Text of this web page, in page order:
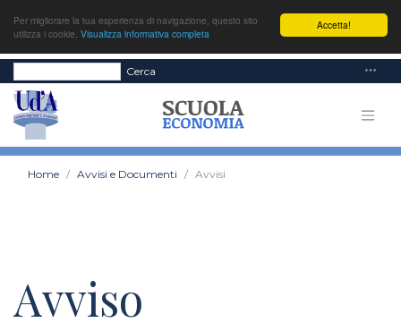
Accetta!
Per migliorare la tua esperienza di navigazione, questo sito
utilizza i cookie. Visualizza informativa completa
Cerca
Home Avvisi e Documenti Avvisi
Avviso